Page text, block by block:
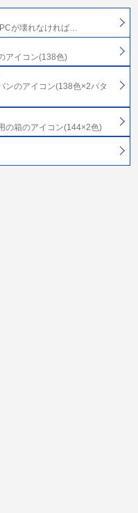
が壊れなければ…
アイコン(138色)
ンのアイコン(138色×2パタ
の箱のアイコン(144×2色)